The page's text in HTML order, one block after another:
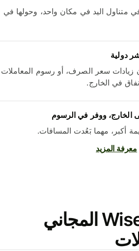
اليد في مكان واحد، وحولها في
زيادات سعر الصرف، أو رسوم المعاملات
في الخارج.
ووفر في الرسوم
أكبر، مهما بَعُدت المسافات.
المزيد
نزّل تطبيق Wise المجاني